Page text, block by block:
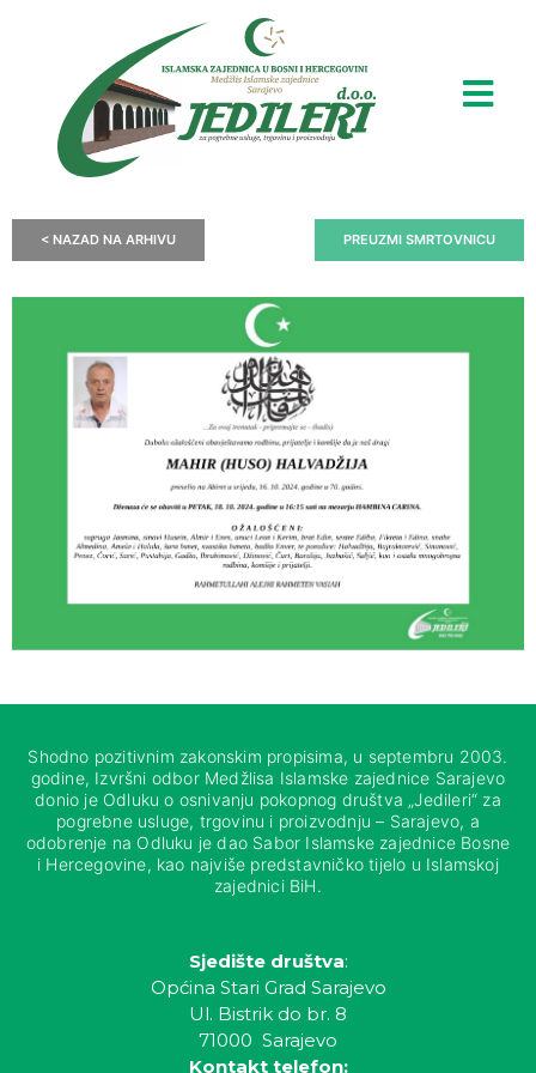
< NAZAD NA ARHIVU PREUZMI SMRTOVNICU
Shodno pozitivnim zakonskim propisima, u septembru 2003.
godine, Izvršni odbor Medžlisa Islamske zajednice Sarajevo
donio je Odluku o osnivanju pokopnog društva „Jedileri“ za
pogrebne usluge, trgovinu i proizvodnju – Sarajevo, a
odobrenje na Odluku je dao Sabor Islamske zajednice Bosne
i Hercegovine, kao najviše predstavničko tijelo u Islamskoj
zajednici BiH.
Sjedište društva:
Općina Stari Grad Sarajevo
Ul. Bistrik do br. 8
71000 Sarajevo
Kontakt telefon: